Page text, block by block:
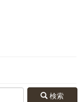
検索